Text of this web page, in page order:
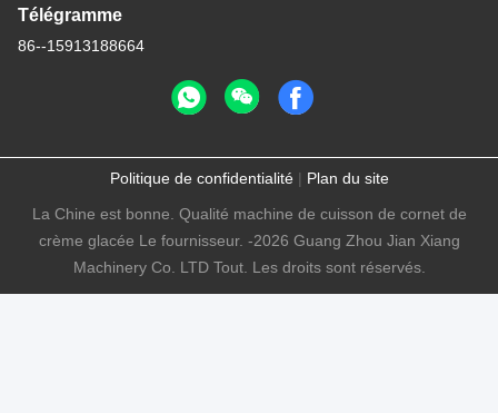
Télégramme
86--15913188664
Politique de confidentialité| Plan du site
La Chine est bonne. Qualité machine de cuisson de cornet de
crème glacée Le fournisseur. -2026 Guang Zhou Jian Xiang
Machinery Co. LTD Tout. Les droits sont réservés.